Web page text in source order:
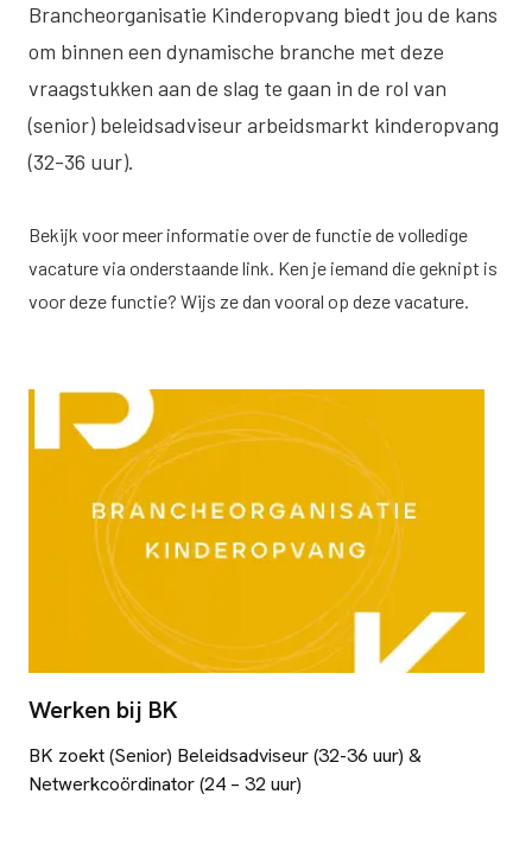
Brancheorganisatie Kinderopvang biedt jou de kans
om binnen een dynamische branche met deze
vraagstukken aan de slag te gaan in de rol van
(senior) beleidsadviseur arbeidsmarkt kinderopvang
(32-36 uur).
Bekijk voor meer informatie over de functie de volledige
vacature via onderstaande link. Ken je iemand die geknipt is
voor deze functie? Wijs ze dan vooral op deze vacature.
Werken bij BK
BK zoekt (Senior) Beleidsadviseur (32-36 uur) &
Netwerkcoördinator (24 – 32 uur)